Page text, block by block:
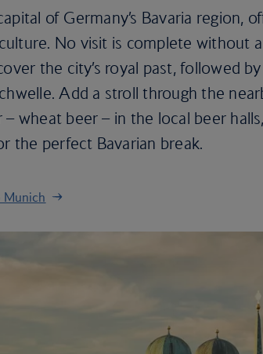
of Germany’s Bavaria region,
No visit is complete without
the city’s royal past, followed
Add a stroll through the
wheat beer – in the local beer
the perfect Bavarian break.